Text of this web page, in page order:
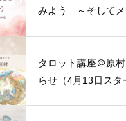
みよう ～そしてメ
タロット講座＠原
らせ（4月13日スタ